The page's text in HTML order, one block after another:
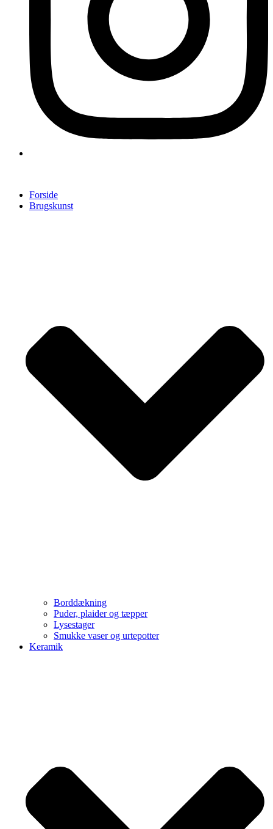
Forside
Brugskunst
Borddækning
Puder, plaider og tæpper
Lysestager
Smukke vaser og urtepotter
Keramik